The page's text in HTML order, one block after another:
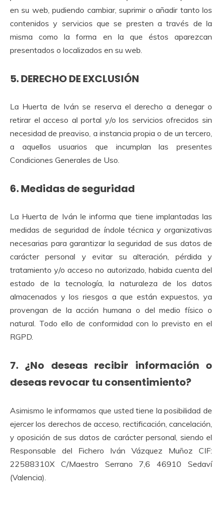
en su web, pudiendo cambiar, suprimir o añadir tanto los
contenidos y servicios que se presten a través de la
misma como la forma en la que éstos aparezcan
presentados o localizados en su web.
5. DERECHO DE EXCLUSIÓN
La Huerta de Iván se reserva el derecho a denegar o
retirar el acceso al portal y/o los servicios ofrecidos sin
necesidad de preaviso, a instancia propia o de un tercero,
a aquellos usuarios que incumplan las presentes
Condiciones Generales de Uso.
6. Medidas de seguridad
La Huerta de Iván le informa que tiene implantadas las
medidas de seguridad de índole técnica y organizativas
necesarias para garantizar la seguridad de sus datos de
carácter personal y evitar su alteración, pérdida y
tratamiento y/o acceso no autorizado, habida cuenta del
estado de la tecnología, la naturaleza de los datos
almacenados y los riesgos a que están expuestos, ya
provengan de la acción humana o del medio físico o
natural. Todo ello de conformidad con lo previsto en el
RGPD.
7. ¿No deseas recibir información o
deseas revocar tu consentimiento?
Asimismo le informamos que usted tiene la posibilidad de
ejercer los derechos de acceso, rectificación, cancelación,
y oposición de sus datos de carácter personal, siendo el
Responsable del Fichero Iván Vázquez Muñoz CIF:
22588310X C/Maestro Serrano 7,6 46910 Sedaví
(Valencia).